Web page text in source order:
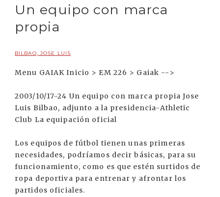
Un equipo con marca
propia
BILBAO, JOSE LUIS
Menu GAIAK Inicio > EM 226 > Gaiak -->
2003/10/17-24 Un equipo con marca propia Jose
Luis Bilbao, adjunto a la presidencia-Athletic
Club La equipación oficial
Los equipos de fútbol tienen unas primeras
necesidades, podríamos decir básicas, para su
funcionamiento, como es que estén surtidos de
ropa deportiva para entrenar y afrontar los
partidos oficiales.